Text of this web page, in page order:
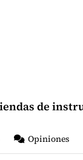
de
Opiniones